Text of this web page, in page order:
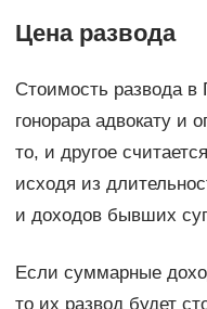
Цена развода
Стоимость развода в
гонорара адвокату и
то, и другое
исходя из
и доходов бывших
Если суммарные
то их развод будет